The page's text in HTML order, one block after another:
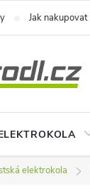
Jak nakupovat
elektrokola